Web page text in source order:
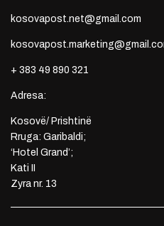
kosovapost.net@gmail.com
+ 383 49 890 321
Adresa:
Kosovë/ Prishtinë
Rruga: Garibaldi;
‘Hotel Grand’;
Kati II
Zyra nr. 13